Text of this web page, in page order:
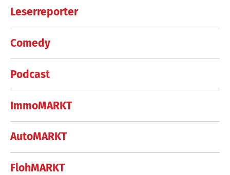
Leserreporter
Comedy
Podcast
ImmoMARKT
AutoMARKT
FlohMARKT